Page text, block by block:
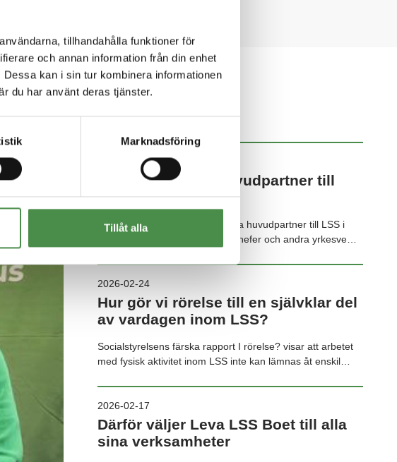
tillhandahålla funktioner för
och annan information från din enhet
kan i sin tur kombinera informationen
du har använt deras tjänster.
Marknadsföring
Tillåt alla
NYHETSARKIV
2026-03-03
Boet är återigen huvudpartner till
LSS i fokus
Vi är stolta över att återigen vara huvudpartner till LSS i
fokus, en viktig mötesplats för chefer och andra yrkesve…
2026-02-24
Hur gör vi rörelse till en självklar del
av vardagen inom LSS?
Socialstyrelsens färska rapport I rörelse? visar att arbetet
med fysisk aktivitet inom LSS inte kan lämnas åt enskil…
2026-02-17
Därför väljer Leva LSS Boet till alla
sina verksamheter